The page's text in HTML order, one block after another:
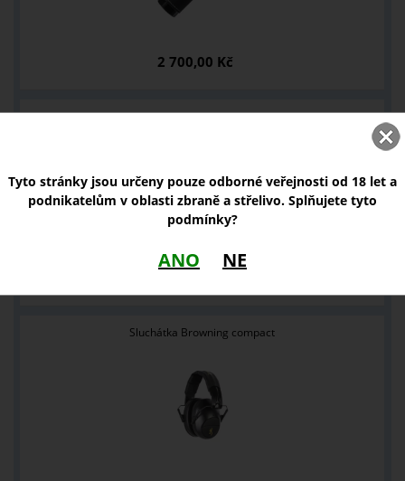
2 700,00 Kč
Kolimátor Holosun ARO EVO RD2
Sluchátka Browning compact
Tyto stránky jsou určeny pouze odborné veřejnosti od 18 let a
podnikatelům v oblasti zbraně a střelivo. Splňujete tyto
podmínky?
ANO NE